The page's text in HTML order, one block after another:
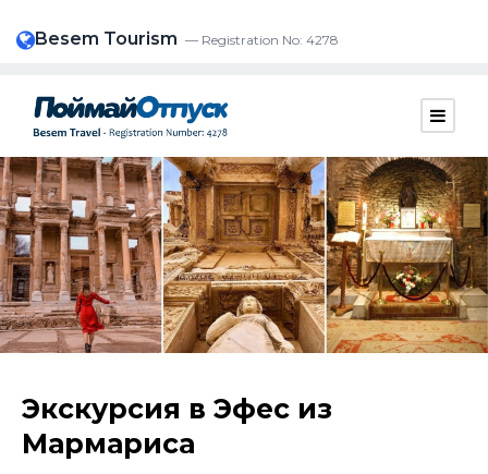
Besem Tourism — Registration No: 4278
Экскурсия в Эфес из
Мармариса